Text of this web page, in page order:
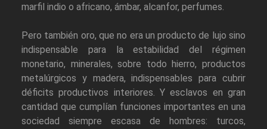
marfil indio o africano, ámbar, alcanfor, perfumes.
Pero también oro, que no era un producto de lujo sino
indispensable para la estabilidad del régimen
monetario, minerales, sobre todo hierro, productos
metalúrgicos y madera, indispensables para cubrir
déficits productivos interiores. Y esclavos en gran
cantidad que cumplían funciones importantes en una
sociedad siempre escasa de hombres: turcos,